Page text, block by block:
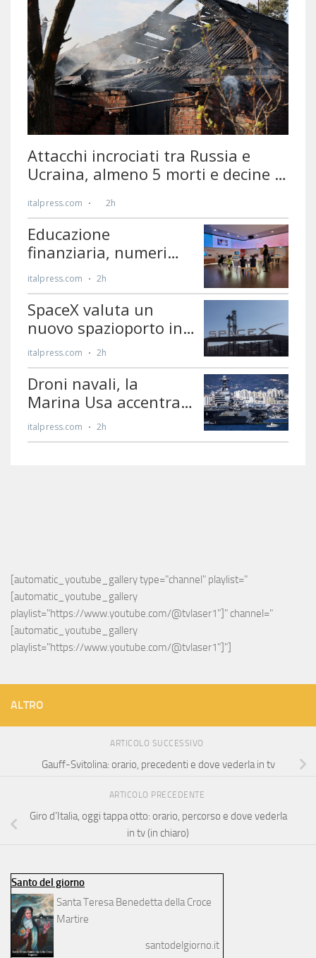
[automatic_youtube_gallery type="channel" playlist="
[automatic_youtube_gallery
playlist="https://www.youtube.com/@tvlaser1"]" channel="
[automatic_youtube_gallery
playlist="https://www.youtube.com/@tvlaser1"]"]
ALTRO
ARTICOLO SUCCESSIVO
Gauff-Svitolina: orario, precedenti e dove vederla in tv
ARTICOLO PRECEDENTE
Giro d’Italia, oggi tappa otto: orario, percorso e dove vederla
in tv (in chiaro)
Santo del giorno
Santa Teresa Benedetta della Croce
Martire
santodelgiorno.it